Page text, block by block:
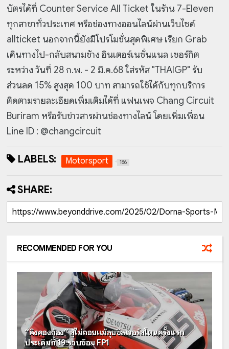
บัตรได้ที่ Counter Service All Ticket ในร้าน 7-Eleven
ทุกสาขาทั่วประเทศ หรือช่องทางออนไลน์ผ่านเว็บไซด์
allticket นอกจากนี้ยังมีโปรโมชั่นสุดพิเศษ เรียก Grab
เดินทางไป-กลับสนามช้าง อินเตอร์เนชั่นแนล เซอร์กิต
ระหว่าง วันที่ 28 ก.พ. - 2 มี.ค.68 ใส่รหัส "THAIGP" รับ
ส่วนลด 15% สูงสุด 100 บาท สามารถใช้ได้กับทุกบริการ
ติดตามรายละเอียดเพิ่มเติมได้ที่ แฟนเพจ Chang Circuit
Buriram หรือรับข่าวสารผ่านช่องทางไลน์ โดยเพิ่มเพื่อน
Line ID : @changcircuit
LABELS: Motorsport 186
SHARE:
RECOMMENDED FOR YOU
“คิงคองก้อง” สู้ไม่ถอยแม้ลุยซิลเวอร์สโตนครั้งแรก
ประเดิมที่ 19 รอบซ้อม FP1